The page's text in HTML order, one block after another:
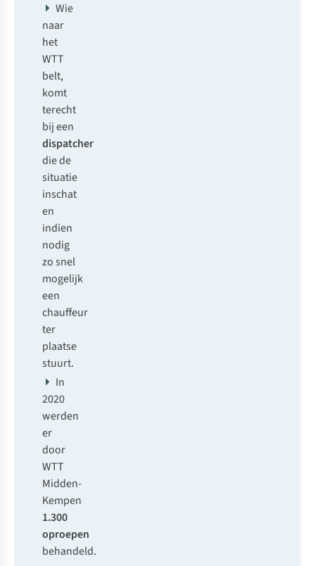
Wie
naar
het
WTT
belt,
komt
terecht
bij een
dispatcher
die de
situatie
inschat
en
indien
nodig
zo snel
mogelijk
een
chauffeur
ter
plaatse
stuurt.
In
2020
werden
er
door
WTT
Midden-
Kempen
1.300
oproepen
behandeld.